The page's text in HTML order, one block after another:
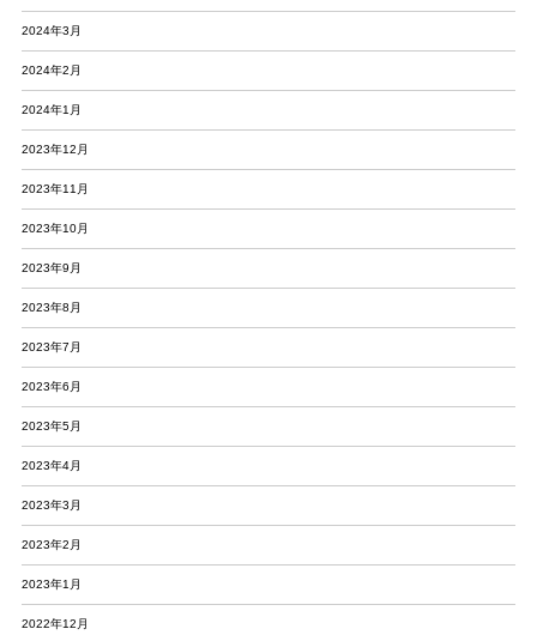
2024年3月
2024年2月
2024年1月
2023年12月
2023年11月
2023年10月
2023年9月
2023年8月
2023年7月
2023年6月
2023年5月
2023年4月
2023年3月
2023年2月
2023年1月
2022年12月